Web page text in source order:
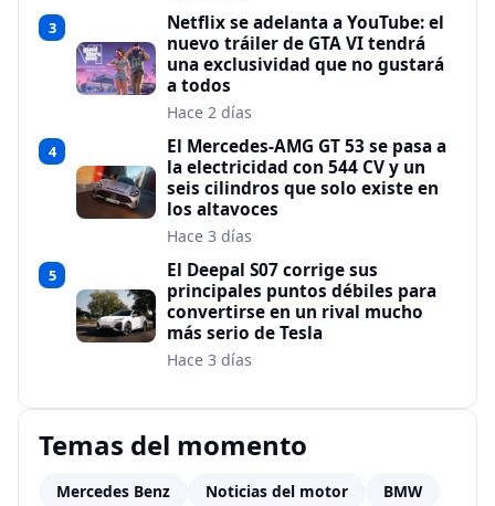
3
Netflix se adelanta a YouTube: el
nuevo tráiler de GTA VI tendrá
una exclusividad que no gustará
a todos
Hace 2 días
4
El Mercedes-AMG GT 53 se pasa a
la electricidad con 544 CV y un
seis cilindros que solo existe en
los altavoces
Hace 3 días
5
El Deepal S07 corrige sus
principales puntos débiles para
convertirse en un rival mucho
más serio de Tesla
Hace 3 días
Temas del momento
Mercedes Benz Noticias del motor BMW